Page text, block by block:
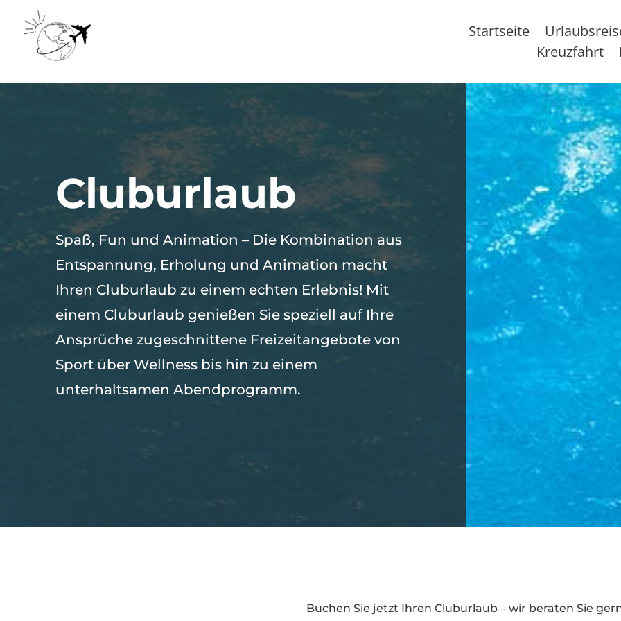
Startseite
Kreuzfahrt
Cluburlaub
Spaß, Fun und Animation – Die Kombination aus
Entspannung, Erholung und Animation macht
Ihren Cluburlaub zu einem echten Erlebnis! Mit
einem Cluburlaub genießen Sie speziell auf Ihre
Ansprüche zugeschnittene Freizeitangebote von
Sport über Wellness bis hin zu einem
unterhaltsamen Abendprogramm.
Buchen Sie jetzt Ihren Cluburlaub – wir beraten Sie